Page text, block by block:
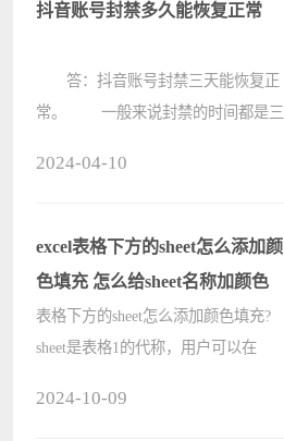
抖音账号封禁多久能恢复正常
答：抖音账号封禁三天能恢复正
常。 一般来说封禁的时间都是三
抖音账号封禁相关介绍：
????
2024-04-10
excel表格下方的sheet怎么添加颜
色填充 怎么给sheet名称加颜色
表格下方的sheet怎么添加颜色填充?
sheet是表格1的代称，用户可以在
2024-10-09